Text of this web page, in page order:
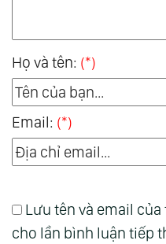
Họ và tên: (*)
Email: (*)
Lưu tên và email
cho lần bình luận tiếp